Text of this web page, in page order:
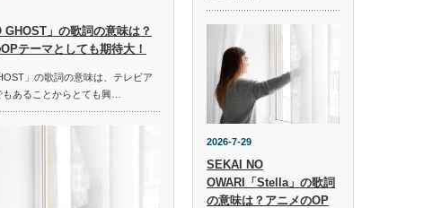
」の歌詞の意味は？
テーマとしても期待大！
」の歌詞の意味は、テレビア
あることからとても興…
2026-7-29
SEKAI NO
OWARI「Stella」の歌詞
の意味は？アニメのOP